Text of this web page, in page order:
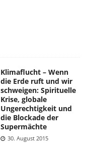
Klimaflucht – Wenn
die Erde ruft und wir
schweigen: Spirituelle
Krise, globale
Ungerechtigkeit und
die Blockade der
Supermächte
30. August 2015